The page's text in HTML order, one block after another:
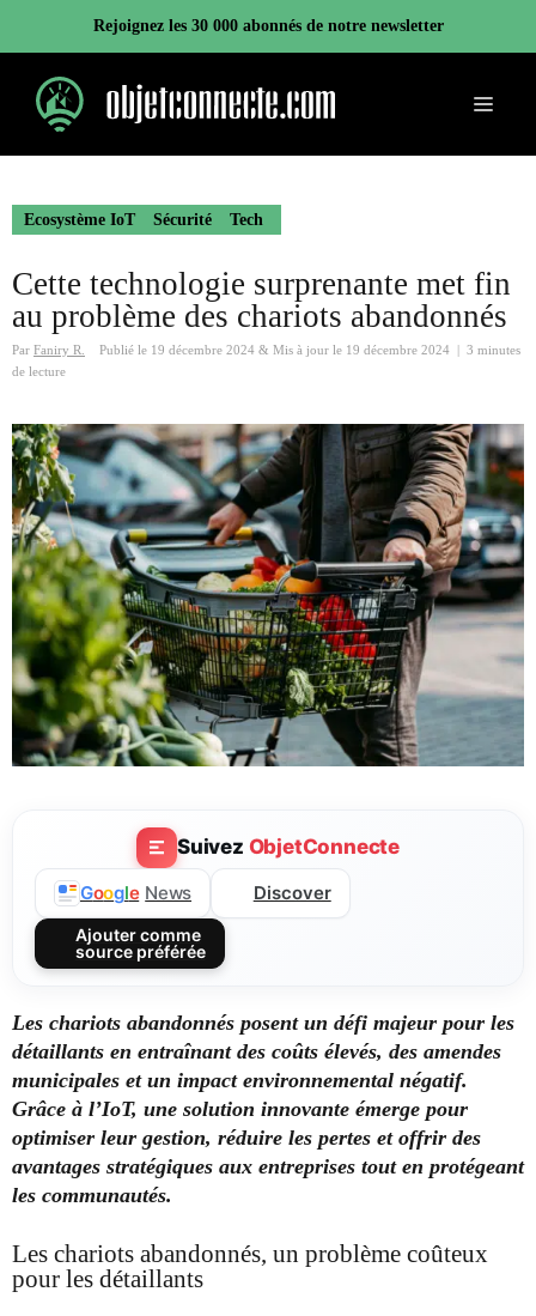
contenu
Rejoignez les 30 000 abonnés de notre newsletter
Menu
Ecosystème IoT Sécurité Tech
Cette technologie surprenante met fin
au problème des chariots abandonnés
Par Faniry R. Publié le 19 décembre 2024 & Mis à jour le 19 décembre 2024
3 minutes
de lecture
Suivez ObjetConnecte
Google News Discover
Ajouter comme
source préférée
Les chariots abandonnés posent un défi majeur pour les
détaillants en entraînant des coûts élevés, des amendes
municipales et un impact environnemental négatif.
Grâce à l’IoT, une solution innovante émerge pour
optimiser leur gestion, réduire les pertes et offrir des
avantages stratégiques aux entreprises tout en protégeant
les communautés.
Les chariots abandonnés, un problème coûteux
pour les détaillants